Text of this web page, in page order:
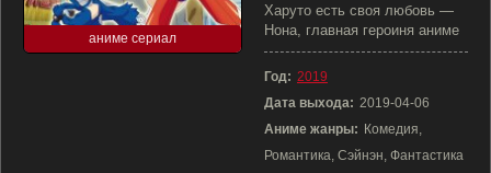
аниме сериал
Харуто есть своя любовь —
Нона, главная героиня аниме
Год: 2019
Дата выхода: 2019-04-06
Аниме жанры: Комедия,
Романтика, Сэйнэн, Фантастика